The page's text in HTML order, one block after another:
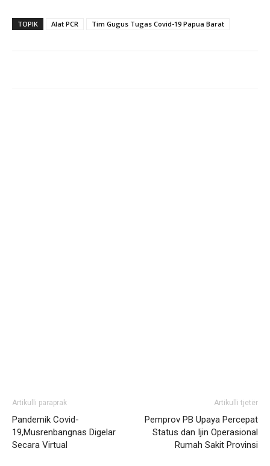
TOPIK Alat PCR Tim Gugus Tugas Covid-19 Papua Barat
Artikulli paraprak
Pandemik Covid-
19,Musrenbangnas Digelar
Secara Virtual
Artikulli tjetër
Pemprov PB Upaya Percepat
Status dan Ijin Operasional
Rumah Sakit Provinsi